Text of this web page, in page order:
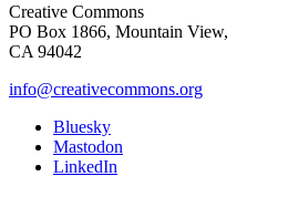
Creative Commons
PO Box 1866, Mountain View,
CA 94042
info@creativecommons.org
Bluesky
Mastodon
LinkedIn